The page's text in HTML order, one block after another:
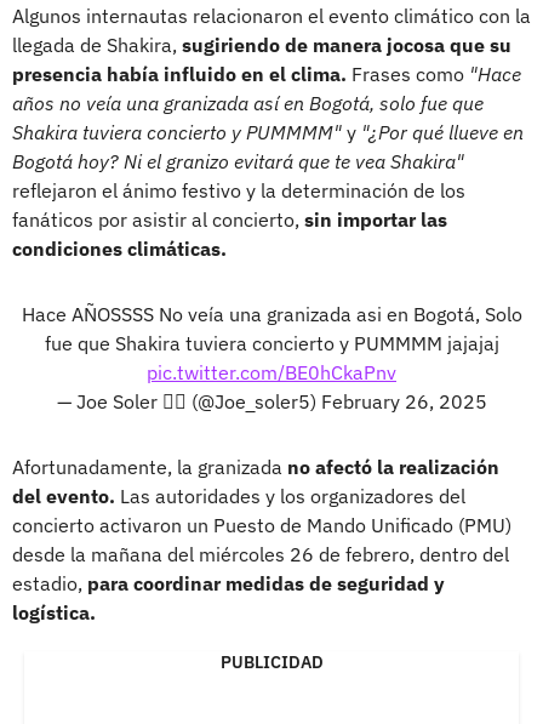
Algunos internautas relacionaron el evento climático con la
llegada de Shakira, sugiriendo de manera jocosa que su
presencia había influido en el clima. Frases como "Hace
años no veía una granizada así en Bogotá, solo fue que
Shakira tuviera concierto y PUMMMM" y "¿Por qué llueve en
Bogotá hoy? Ni el granizo evitará que te vea Shakira"
reflejaron el ánimo festivo y la determinación de los
fanáticos por asistir al concierto, sin importar las
condiciones climáticas.
Hace AÑOSSSS No veía una granizada asi en Bogotá, Solo
fue que Shakira tuviera concierto y PUMMMM jajajaj
pic.twitter.com/BE0hCkaPnv
— Joe Soler 🏳️‍🌈 (@Joe_soler5) February 26, 2025
Afortunadamente, la granizada no afectó la realización
del evento. Las autoridades y los organizadores del
concierto activaron un Puesto de Mando Unificado (PMU)
desde la mañana del miércoles 26 de febrero, dentro del
estadio, para coordinar medidas de seguridad y
logística.
PUBLICIDAD